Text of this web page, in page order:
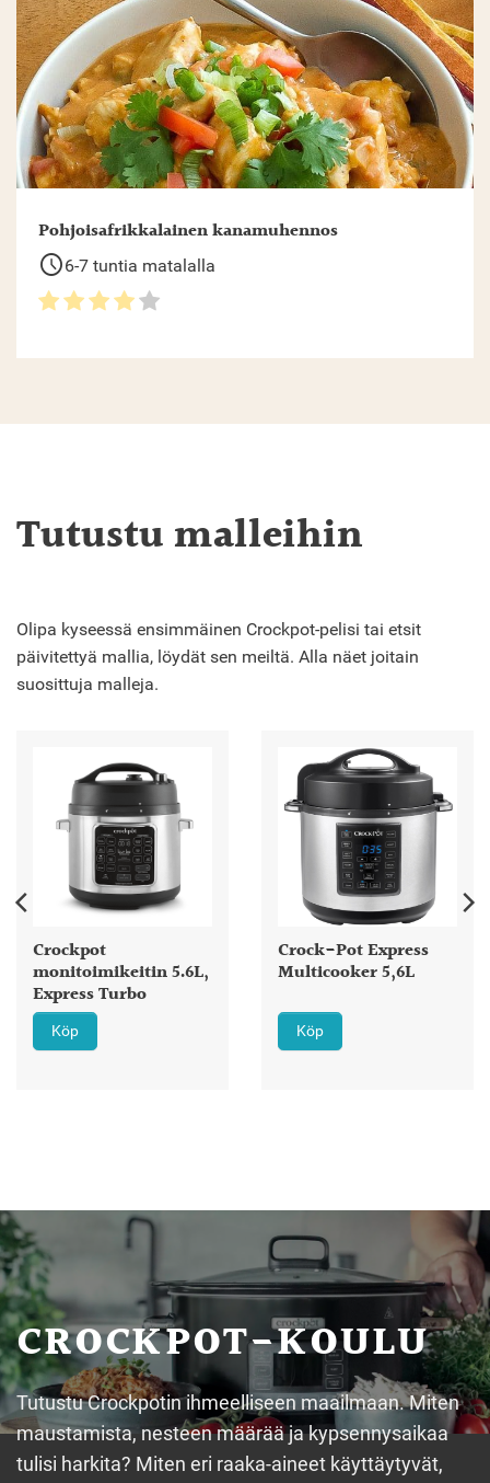
Pohjoisafrikkalainen kanamuhennos
schedule6-7 tuntia matalalla
Tutustu malleihin
Olipa kyseessä ensimmäinen Crockpot-pelisi tai etsit
päivitettyä mallia, löydät sen meiltä. Alla näet joitain
suosittuja malleja.
Crockpot
monitoimikeitin 5.6L,
Express Turbo
Köp
Crock-Pot Express
Multicooker 5,6L
Köp
CROCKPOT-KOULU
Tutustu Crockpotin ihmeelliseen maailmaan. Miten
maustamista, nesteen määrää ja kypsennysaikaa
tulisi harkita? Miten eri raaka-aineet käyttäytyvät,